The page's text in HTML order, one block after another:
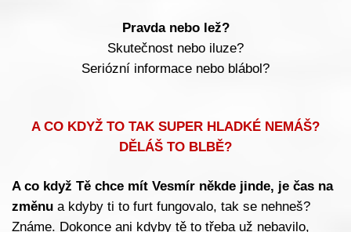
Pravda nebo lež?
Skutečnost nebo iluze?
Seriózní informace nebo blábol?
A CO KDYŽ TO TAK SUPER HLADKÉ NEMÁŠ?
DĚLÁŠ TO BLBĚ?
A co když Tě chce mít Vesmír někde jinde, je čas na
změnu a kdyby ti to furt fungovalo, tak se nehneš?
Známe. Dokonce ani kdyby tě to třeba už nebavilo,